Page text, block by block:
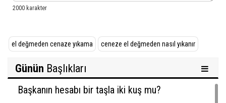
el değmeden cenaze yıkama ceneze el değmeden nasıl yıkanır
Günün Başlıkları
Başkanın hesabı bir taşla iki kuş mu?